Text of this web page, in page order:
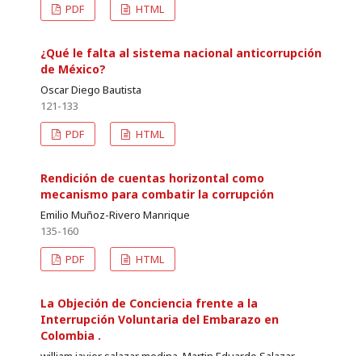
PDF
HTML
¿Qué le falta al sistema nacional anticorrupción
de México?
Oscar Diego Bautista
121-133
PDF
HTML
Rendición de cuentas horizontal como
mecanismo para combatir la corrupción
Emilio Muñoz-Rivero Manrique
135-160
PDF
HTML
La Objeción de Conciencia frente a la
Interrupción Voluntaria del Embarazo en
Colombia .